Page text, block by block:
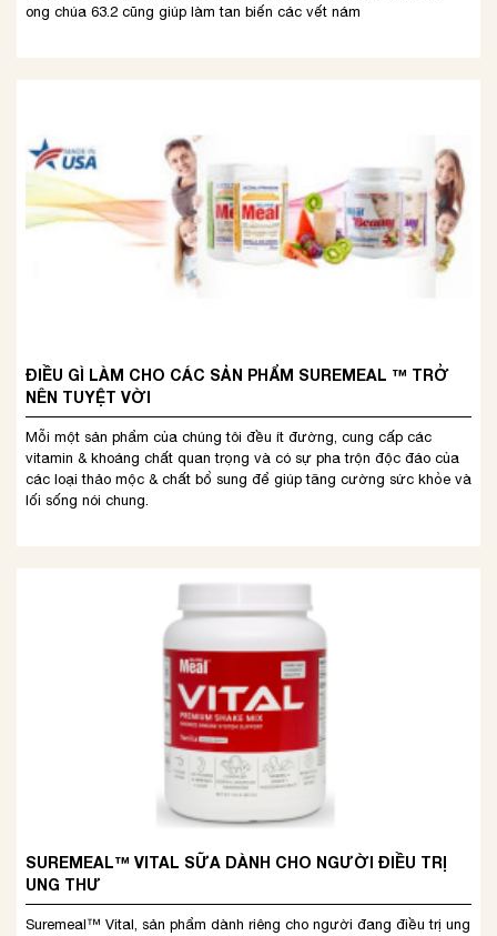
ong chúa 63.2 cũng giúp làm tan biến các vết nám
ĐIỀU GÌ LÀM CHO CÁC SẢN PHẨM SUREMEAL ™ TRỞ
NÊN TUYỆT VỜI
Mỗi một sản phẩm của chúng tôi đều ít đường, cung cấp các
vitamin & khoáng chất quan trọng và có sự pha trộn độc đáo của
các loại thảo mộc & chất bổ sung để giúp tăng cường sức khỏe và
lối sống nói chung.
SUREMEAL™ VITAL SỮA DÀNH CHO NGƯỜI ĐIỀU TRỊ
UNG THƯ
Suremeal™ Vital, sản phẩm dành riêng cho người đang điều trị ung